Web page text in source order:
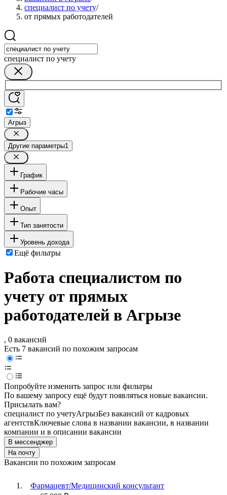
специалист по учету/
от прямых работодателей
специалист по учету
Агрыз
Другие параметры1
График
Рабочие часы
Опыт
Тип занятости
Уровень дохода
Ещё фильтры
Работа специалистом по
учету от прямых
работодателей в Агрызе
, 0 вакансий
Есть 7 вакансий по похожим запросам
Попробуйте изменить запрос или фильтры
По вашему запросу ещё будут появляться новые вакансии.
Присылать вам?
специалист по учетуАгрызБез вакансий от кадровых
агентствКлючевые слова в названии вакансии, в названии
компании и в описании вакансии
В мессенджер
На почту
Вакансии по похожим запросам
Фармацевт/Медицинский консультант